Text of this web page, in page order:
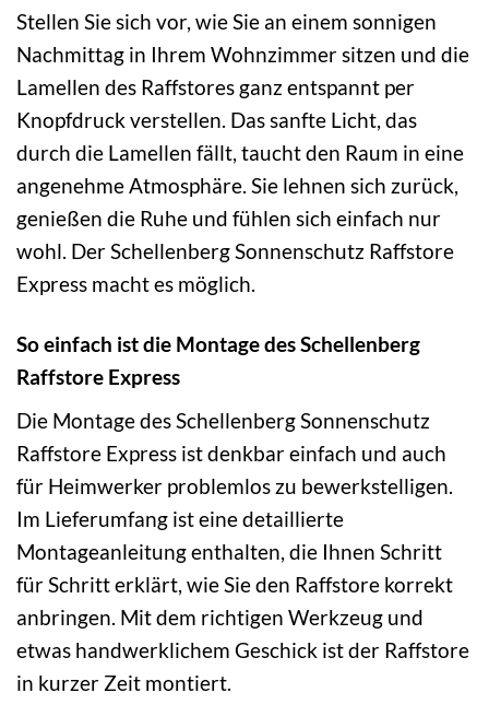
Stellen Sie sich vor, wie Sie an einem sonnigen
Nachmittag in Ihrem Wohnzimmer sitzen und die
Lamellen des Raffstores ganz entspannt per
Knopfdruck verstellen. Das sanfte Licht, das
durch die Lamellen fällt, taucht den Raum in eine
angenehme Atmosphäre. Sie lehnen sich zurück,
genießen die Ruhe und fühlen sich einfach nur
wohl. Der Schellenberg Sonnenschutz Raffstore
Express macht es möglich.
So einfach ist die Montage des Schellenberg
Raffstore Express
Die Montage des Schellenberg Sonnenschutz
Raffstore Express ist denkbar einfach und auch
für Heimwerker problemlos zu bewerkstelligen.
Im Lieferumfang ist eine detaillierte
Montageanleitung enthalten, die Ihnen Schritt
für Schritt erklärt, wie Sie den Raffstore korrekt
anbringen. Mit dem richtigen Werkzeug und
etwas handwerklichem Geschick ist der Raffstore
in kurzer Zeit montiert.